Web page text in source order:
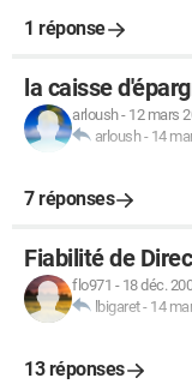
1 réponse
la caisse
arloush- 12 mars
arloush- 14
7 réponses
Fiabilité de
flo971 - 18 déc.
lbigaret- 14
13 réponses